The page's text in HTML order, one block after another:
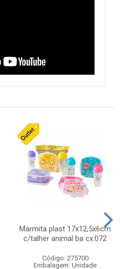
Marmita plast 17x12,5x6cm
c/talher animal ba cx:072
Código: 275700
Embalagem: Unidade